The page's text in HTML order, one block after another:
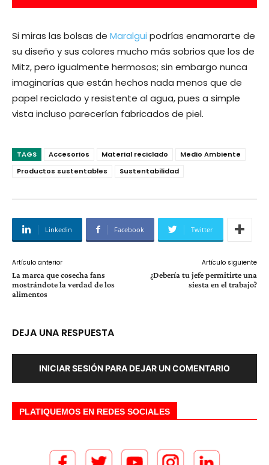
Si miras las bolsas de Maralgui podrías enamorarte de
su diseño y sus colores mucho más sobrios que los de
Mitz, pero igualmente hermosos; sin embargo nunca
imaginarías que están hechos nada menos que de
papel reciclado y resistente al agua, pues a simple
vista incluso parecerían fabricados de piel.
TAGS Accesorios Material reciclado
Medio Ambiente
Productos sustentables
Sustentabilidad
Linkedin Facebook Twitter
Artículo anterior
La marca que cosecha fans
mostrándote la verdad de los
alimentos
Artículo siguiente
¿Debería tu jefe permitirte una
siesta en el trabajo?
DEJA UNA RESPUESTA
INICIAR SESIÓN PARA DEJAR UN COMENTARIO
PLATIQUEMOS EN REDES SOCIALES